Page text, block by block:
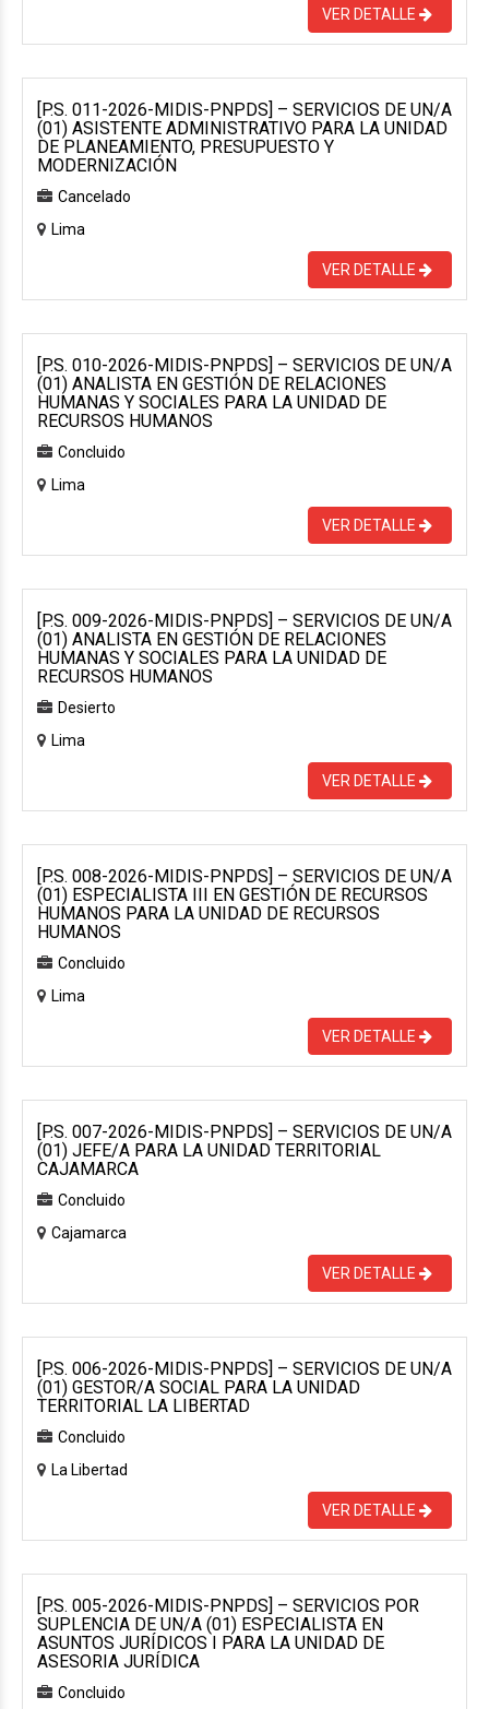
VER DETALLE
[P.S. 011-2026-MIDIS-PNPDS] – SERVICIOS DE UN/A
(01) ASISTENTE ADMINISTRATIVO PARA LA UNIDAD
DE PLANEAMIENTO, PRESUPUESTO Y
MODERNIZACIÓN
Cancelado
Lima
VER DETALLE
[P.S. 010-2026-MIDIS-PNPDS] – SERVICIOS DE UN/A
(01) ANALISTA EN GESTIÓN DE RELACIONES
HUMANAS Y SOCIALES PARA LA UNIDAD DE
RECURSOS HUMANOS
Concluido
Lima
VER DETALLE
[P.S. 009-2026-MIDIS-PNPDS] – SERVICIOS DE UN/A
(01) ANALISTA EN GESTIÓN DE RELACIONES
HUMANAS Y SOCIALES PARA LA UNIDAD DE
RECURSOS HUMANOS
Desierto
Lima
VER DETALLE
[P.S. 008-2026-MIDIS-PNPDS] – SERVICIOS DE UN/A
(01) ESPECIALISTA III EN GESTIÓN DE RECURSOS
HUMANOS PARA LA UNIDAD DE RECURSOS
HUMANOS
Concluido
Lima
VER DETALLE
[P.S. 007-2026-MIDIS-PNPDS] – SERVICIOS DE UN/A
(01) JEFE/A PARA LA UNIDAD TERRITORIAL
CAJAMARCA
Concluido
Cajamarca
VER DETALLE
[P.S. 006-2026-MIDIS-PNPDS] – SERVICIOS DE UN/A
(01) GESTOR/A SOCIAL PARA LA UNIDAD
TERRITORIAL LA LIBERTAD
Concluido
La Libertad
VER DETALLE
[P.S. 005-2026-MIDIS-PNPDS] – SERVICIOS POR
SUPLENCIA DE UN/A (01) ESPECIALISTA EN
ASUNTOS JURÍDICOS I PARA LA UNIDAD DE
ASESORIA JURÍDICA
Concluido